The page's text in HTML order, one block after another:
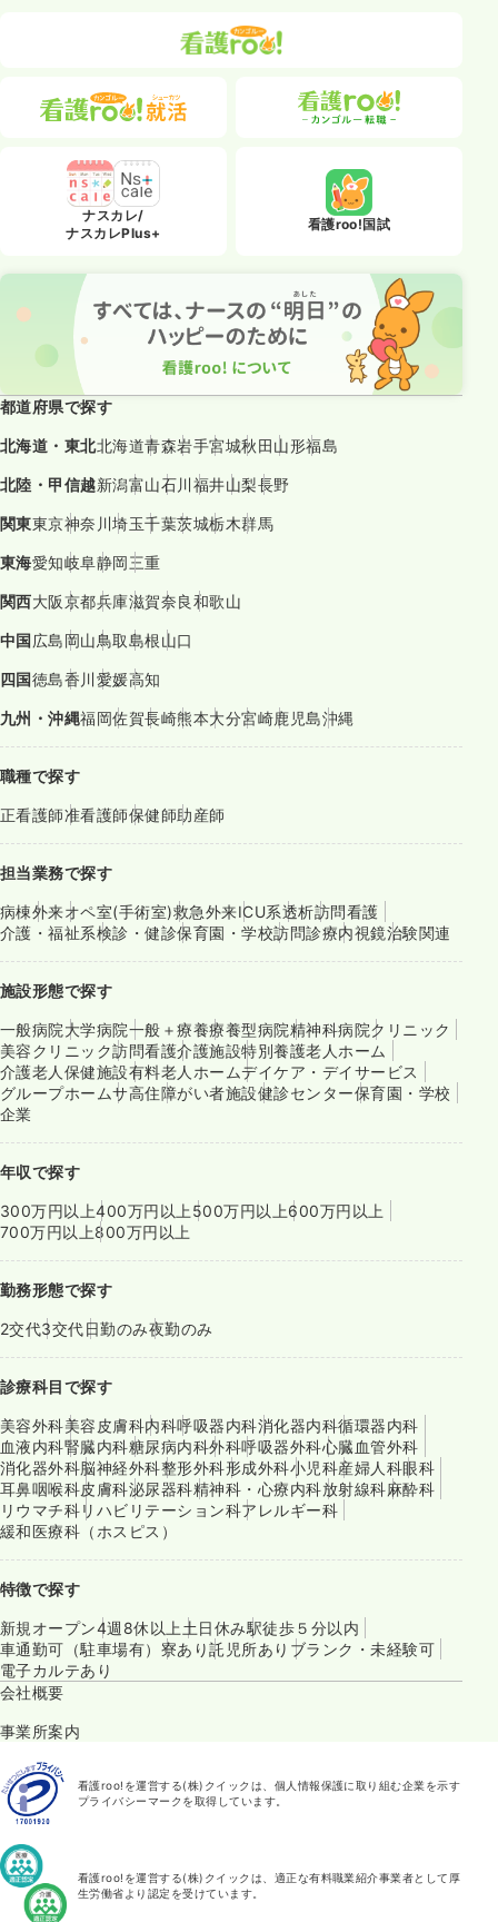
ナスカレ/
ナスカレPlus+
看護roo!国試
都道府県で探す
北海道・東北北海道青森岩手宮城秋田 山形福島
北陸・甲信越新潟富山石川 福井山梨長野
関東東京神奈川埼玉千葉茨城栃木群馬
東海愛知岐阜静岡三重
関西大阪京都兵庫滋賀奈良和歌山
中国 広島 岡山鳥取島根山口
四国徳島香川 愛媛高知
九州・沖縄福岡佐賀長崎熊本大分宮崎鹿児島沖縄
職種で探す
正看護師准看護師保健師助産師
担当業務で探す
病棟外来オペ室(手術室)救急外来ICU系透析訪問看護
介護・福祉系検診・健診保育園・学校訪問診療内視鏡治験関連
施設形態で探す
一般病院大学病院一般＋療養療養型病院精神科病院クリニック
美容クリニック訪問看護介護施設特別養護老人ホーム
介護老人保健施設有料老人ホームデイケア・デイサービス
グループホームサ高住障がい者施設健診センター保育園・学校
企業
年収で探す
300万円以上400万円以上500万円以上600万円以上
700万円以上800万円以上
勤務形態で探す
2交代3交代日勤のみ夜勤のみ
診療科目で探す
美容外科美容皮膚科内科呼吸器内科消化器内科循環器内科
血液内科腎臓内科糖尿病内科外科呼吸器外科心臓血管外科
消化器外科脳神経外科整形外科形成外科小児科産婦人科眼科
耳鼻咽喉科皮膚科泌尿器科精神科・心療内科放射線科麻酔科
リウマチ科リハビリテーション科アレルギー科
緩和医療科（ホスピス）
特徴で探す
新規オープン4週8休以上土日休み駅徒歩５分以内
車通勤可（駐車場有） 寮あり託児所あり ブランク・未経験可
電子カルテあり
会社概要
事業所案内
看護roo!を運営する(株)クイックは、個人情報保護に取り組む企業を示す
プライバシーマークを取得しています。
看護roo!を運営する(株)クイックは、適正な有料職業紹介事業者として厚
生労働省より認定を受けています。